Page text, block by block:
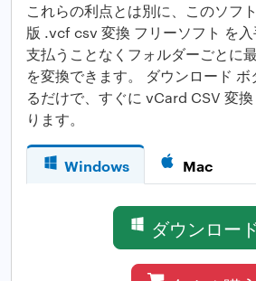
これらの利点とは別に、このソフ
版 .vcf csv 変換 フリーソフト を入
支払うことなくフォルダーごとに
を変換できます。 ダウンロード
るだけで、すぐに vCard CSV 変
ります。
Windows Mac
ダウンロー